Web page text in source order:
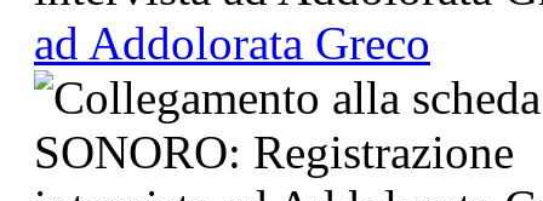
ad Addolorata Greco